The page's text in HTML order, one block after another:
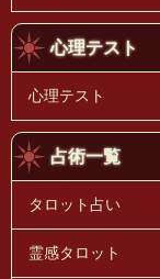
心理テスト
心理テスト
占術一覧
タロット占い
霊感タロット